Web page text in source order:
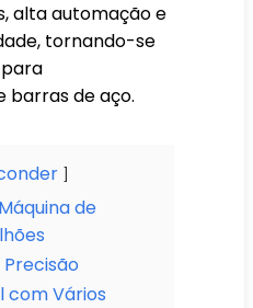
alta automação e
tornando-se
barras de aço.
de
Vários